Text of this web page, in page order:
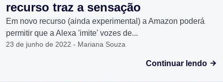
recurso traz a sensação
Em novo recurso (ainda experimental) a Amazon poderá
permitir que a Alexa 'imite' vozes de...
23 de junho de 2022 - Mariana Souza
Continuar lendo